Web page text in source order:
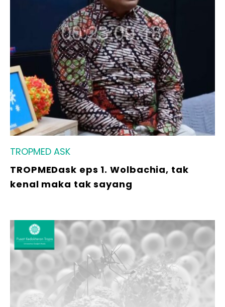
TROPMED ASK
TROPMEDask eps 1. Wolbachia, tak
kenal maka tak sayang